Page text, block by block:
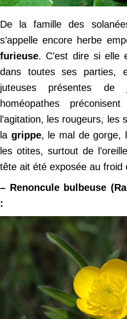
De la famille des
s’appelle encore herbe
furieuse. C’est dire si elle
dans toutes ses parties,
juteuses présentes
homéopathes
l’agitation, les rougeurs, les
la grippe, le mal de gorge,
les otites, surtout de
tête ait été exposée au froid
– Renoncule bulbeuse
: